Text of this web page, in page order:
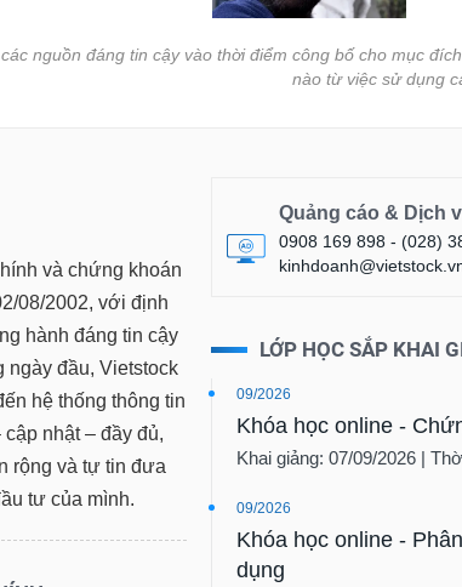
nguồn đáng tin cậy vào thời điểm công bố cho mục
nào từ việc sử dụng
và chứng khoán
08/2002, với định
hành đáng tin cậy
ngày đầu, Vietstock
hệ thống thông tin
nhật – đầy đủ,
rộng và tự tin đưa
tư của mình.
Quảng cáo & Dịch
0908 169 898 - (028)
LỚP HỌC SẮP KHAI
09/2026
Khóa học online -
Khai giảng: 07/09/2026 |
09/2026
Khóa học online -
dụng